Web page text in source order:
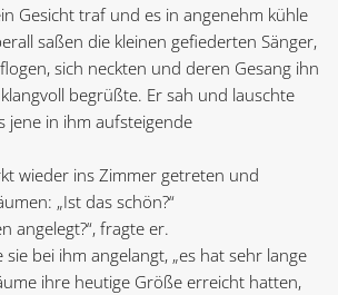
Gesicht traf und es in angenehm kühle
saßen die kleinen gefiederten Sänger,
sich neckten und deren Gesang ihn
begrüßte. Er sah und lauschte
jene in ihm aufsteigende
wieder ins Zimmer getreten und
„Ist das schön?“
angelegt?“, fragte er.
sie bei ihm angelangt, „es hat sehr lange
ihre heutige Größe erreicht hatten,